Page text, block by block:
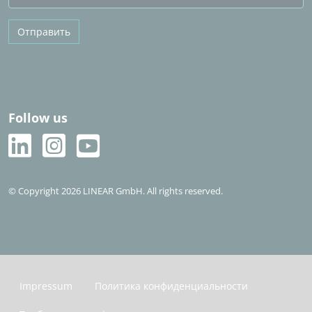
Отправить
Follow us
© Copyright 2026 LINEAR GmbH. All rights reserved.
Impressum Политика конфиденциальности